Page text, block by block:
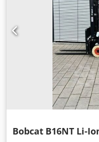
Bobcat B16NT Li-